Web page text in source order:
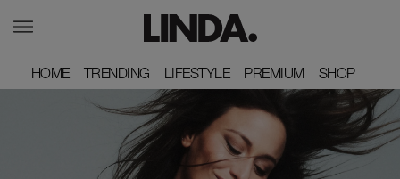
HOME
HOME TRENDING
TRENDING LIFESTYLE
LIFESTYLE PREMIUM
PREMIUM SHOP
SHOP